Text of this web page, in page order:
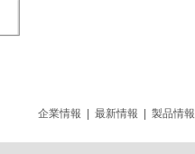
企業情報 最新情報 製品情報